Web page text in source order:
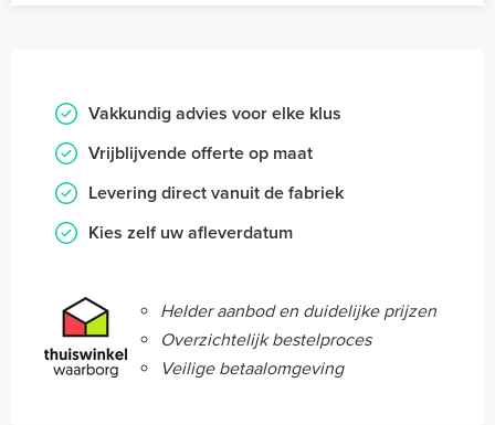
Vakkundig advies voor elke klus
Vrijblijvende offerte op maat
Levering direct vanuit de fabriek
Kies zelf uw afleverdatum
Helder aanbod en duidelijke prijzen
Overzichtelijk bestelproces
Veilige betaalomgeving